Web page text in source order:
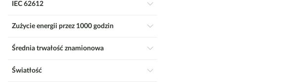
IEC 62612
Zużycie energii przez 1000 godzin
Średnia trwałość znamionowa
Światłość